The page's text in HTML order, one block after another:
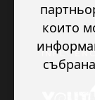
които